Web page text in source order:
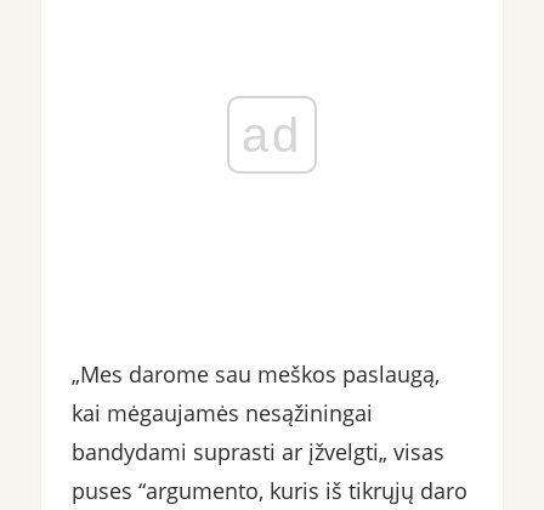
ad
„Mes darome sau meškos paslaugą,
kai mėgaujamės nesąžiningai
bandydami suprasti ar įžvelgti„ visas
puses “argumento, kuris iš tikrųjų daro